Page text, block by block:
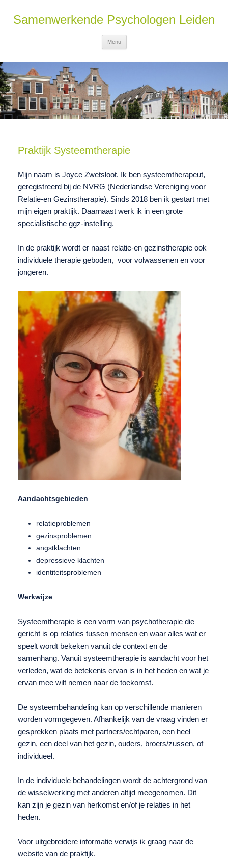
Samenwerkende Psychologen Leiden
Menu
Praktijk Systeemtherapie
Mijn naam is Joyce Zwetsloot. Ik ben systeemtherapeut,
geregistreerd bij de NVRG (Nederlandse Vereniging voor
Relatie-en Gezinstherapie). Sinds 2018 ben ik gestart met
mijn eigen praktijk. Daarnaast werk ik in een grote
specialistische ggz-instelling.
In de praktijk wordt er naast relatie-en gezinstherapie ook
individuele therapie geboden, voor volwassenen en voor
jongeren.
Aandachtsgebieden
relatieproblemen
gezinsproblemen
angstklachten
depressieve klachten
identiteitsproblemen
Werkwijze
Systeemtherapie is een vorm van psychotherapie die
gericht is op relaties tussen mensen en waar alles wat er
speelt wordt bekeken vanuit de context en de
samenhang. Vanuit systeemtherapie is aandacht voor het
verleden, wat de betekenis ervan is in het heden en wat je
ervan mee wilt nemen naar de toekomst.
De systeembehandeling kan op verschillende manieren
worden vormgegeven. Afhankelijk van de vraag vinden er
gesprekken plaats met partners/echtparen, een heel
gezin, een deel van het gezin, ouders, broers/zussen, of
individueel.
In de individuele behandelingen wordt de achtergrond van
de wisselwerking met anderen altijd meegenomen. Dit
kan zijn je gezin van herkomst en/of je relaties in het
heden.
Voor uitgebreidere informatie verwijs ik graag naar de
website van de praktijk.